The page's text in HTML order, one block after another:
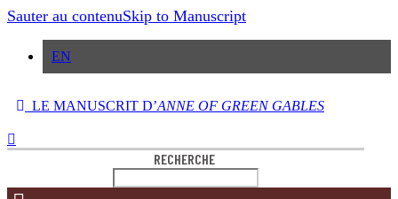
Sauter au contenuSkip to Manuscript
EN
LE MANUSCRIT D’ANNE OF GREEN GABLES
RECHERCHE